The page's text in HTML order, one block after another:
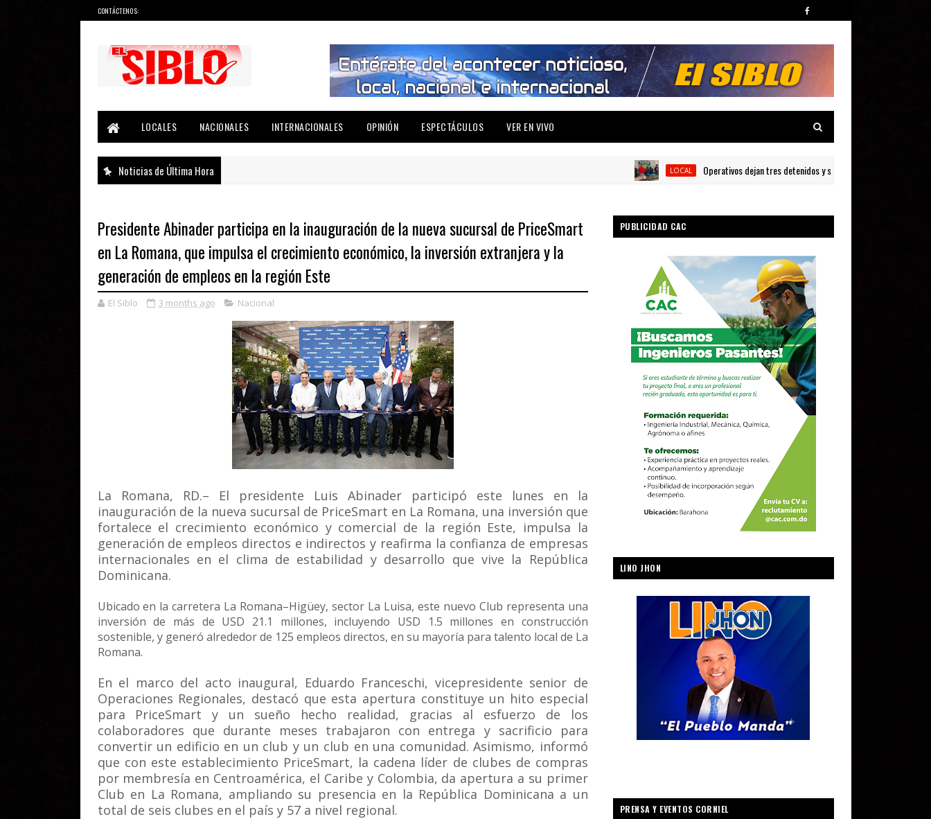
CONTÁCTENOS:
LOCALES
NACIONALES INTERNACIONALES OPINIÓN ESPECTÁCULOS VER EN VIVO
Noticias de Última Hora LOCAL Operativos dejan tres detenidos y siete armas ocupadas en Barahona
Presidente Abinader participa en la inauguración de la nueva sucursal de PriceSmart
en La Romana, que impulsa el crecimiento económico, la inversión extranjera y la
generación de empleos en la región Este
El Siblo 3 months ago Nacional
La Romana, RD.– El presidente Luis Abinader participó este lunes en la
inauguración de la nueva sucursal de PriceSmart en La Romana, una inversión que
fortalece el crecimiento económico y comercial de la región Este, impulsa la
generación de empleos directos e indirectos y reafirma la confianza de empresas
internacionales en el clima de estabilidad y desarrollo que vive la República
Dominicana.
Ubicado en la carretera La Romana–Higüey, sector La Luisa, este nuevo Club representa una
inversión de más de USD 21.1 millones, incluyendo USD 1.5 millones en construcción
sostenible, y generó alrededor de 125 empleos directos, en su mayoría para talento local de La
Romana.
En el marco del acto inaugural, Eduardo Franceschi, vicepresidente senior de
Operaciones Regionales, destacó que esta apertura constituye un hito especial
para PriceSmart y un sueño hecho realidad, gracias al esfuerzo de los
colaboradores que durante meses trabajaron con entrega y sacrificio para
convertir un edificio en un club y un club en una comunidad. Asimismo, informó
que con este establecimiento PriceSmart, la cadena líder de clubes de compras
por membresía en Centroamérica, el Caribe y Colombia, da apertura a su primer
Club en La Romana, ampliando su presencia en la República Dominicana a un
total de seis clubes en el país y 57 a nivel regional.
PUBLICIDAD CAC
LINO JHON
PRENSA Y EVENTOS CORNIEL